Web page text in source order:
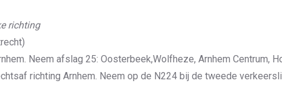
richting
Neem afslag 25: Oosterbeek,Wolfheze, Arnhem Centrum,
richting Arnhem. Neem op de N224 bij de tweede